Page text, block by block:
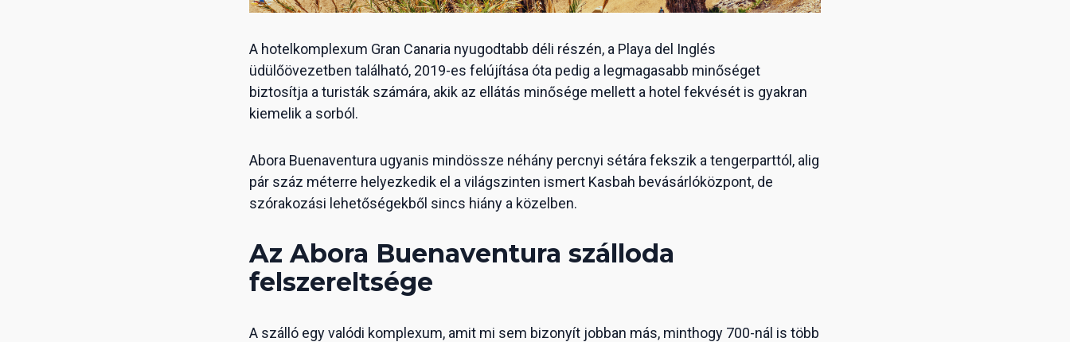
A hotelkomplexum Gran Canaria nyugodtabb déli részén, a Playa del Inglés
üdülőövezetben található, 2019-es felújítása óta pedig a legmagasabb minőséget
biztosítja a turisták számára, akik az ellátás minősége mellett a hotel fekvését is gyakran
kiemelik a sorból.
Abora Buenaventura ugyanis mindössze néhány percnyi sétára fekszik a tengerparttól, alig
pár száz méterre helyezkedik el a világszinten ismert Kasbah bevásárlóközpont, de
szórakozási lehetőségekből sincs hiány a közelben.
Az Abora Buenaventura szálloda
felszereltsége
A szálló egy valódi komplexum, amit mi sem bizonyít jobban más, minthogy 700-nál is több